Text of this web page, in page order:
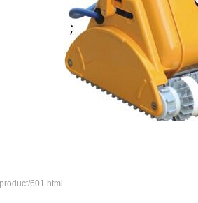
601.html